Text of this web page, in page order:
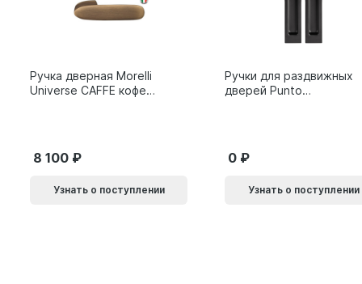
Ручка дверная Morelli
Universe CAFFE кофе
8 100
Узнать о поступлении
Ручки для раздвижных
дверей Punto
0
Узнать о поступлении